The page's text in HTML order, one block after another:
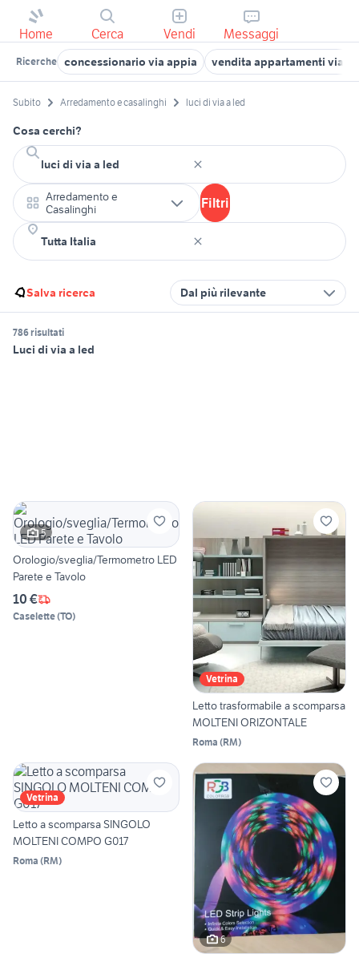
Home Cerca Vendi Messaggi
Ricerche concessionario via appia vendita appartamenti via
Subito Arredamento e casalinghi luci di via a led
Cosa cerchi?
Arredamento e
Casalinghi
Filtri
Salva ricerca Dal più rilevante
786 risultati
Luci di via a led
5
Orologio/sveglia/Termometro LED
Parete e Tavolo
10 €
Caselette(TO)
Vetrina
Letto trasformabile a scomparsa
MOLTENI ORIZONTALE
Roma (RM)
Vetrina
Letto a scomparsa SINGOLO
MOLTENI COMPO G017
Roma (RM)
6